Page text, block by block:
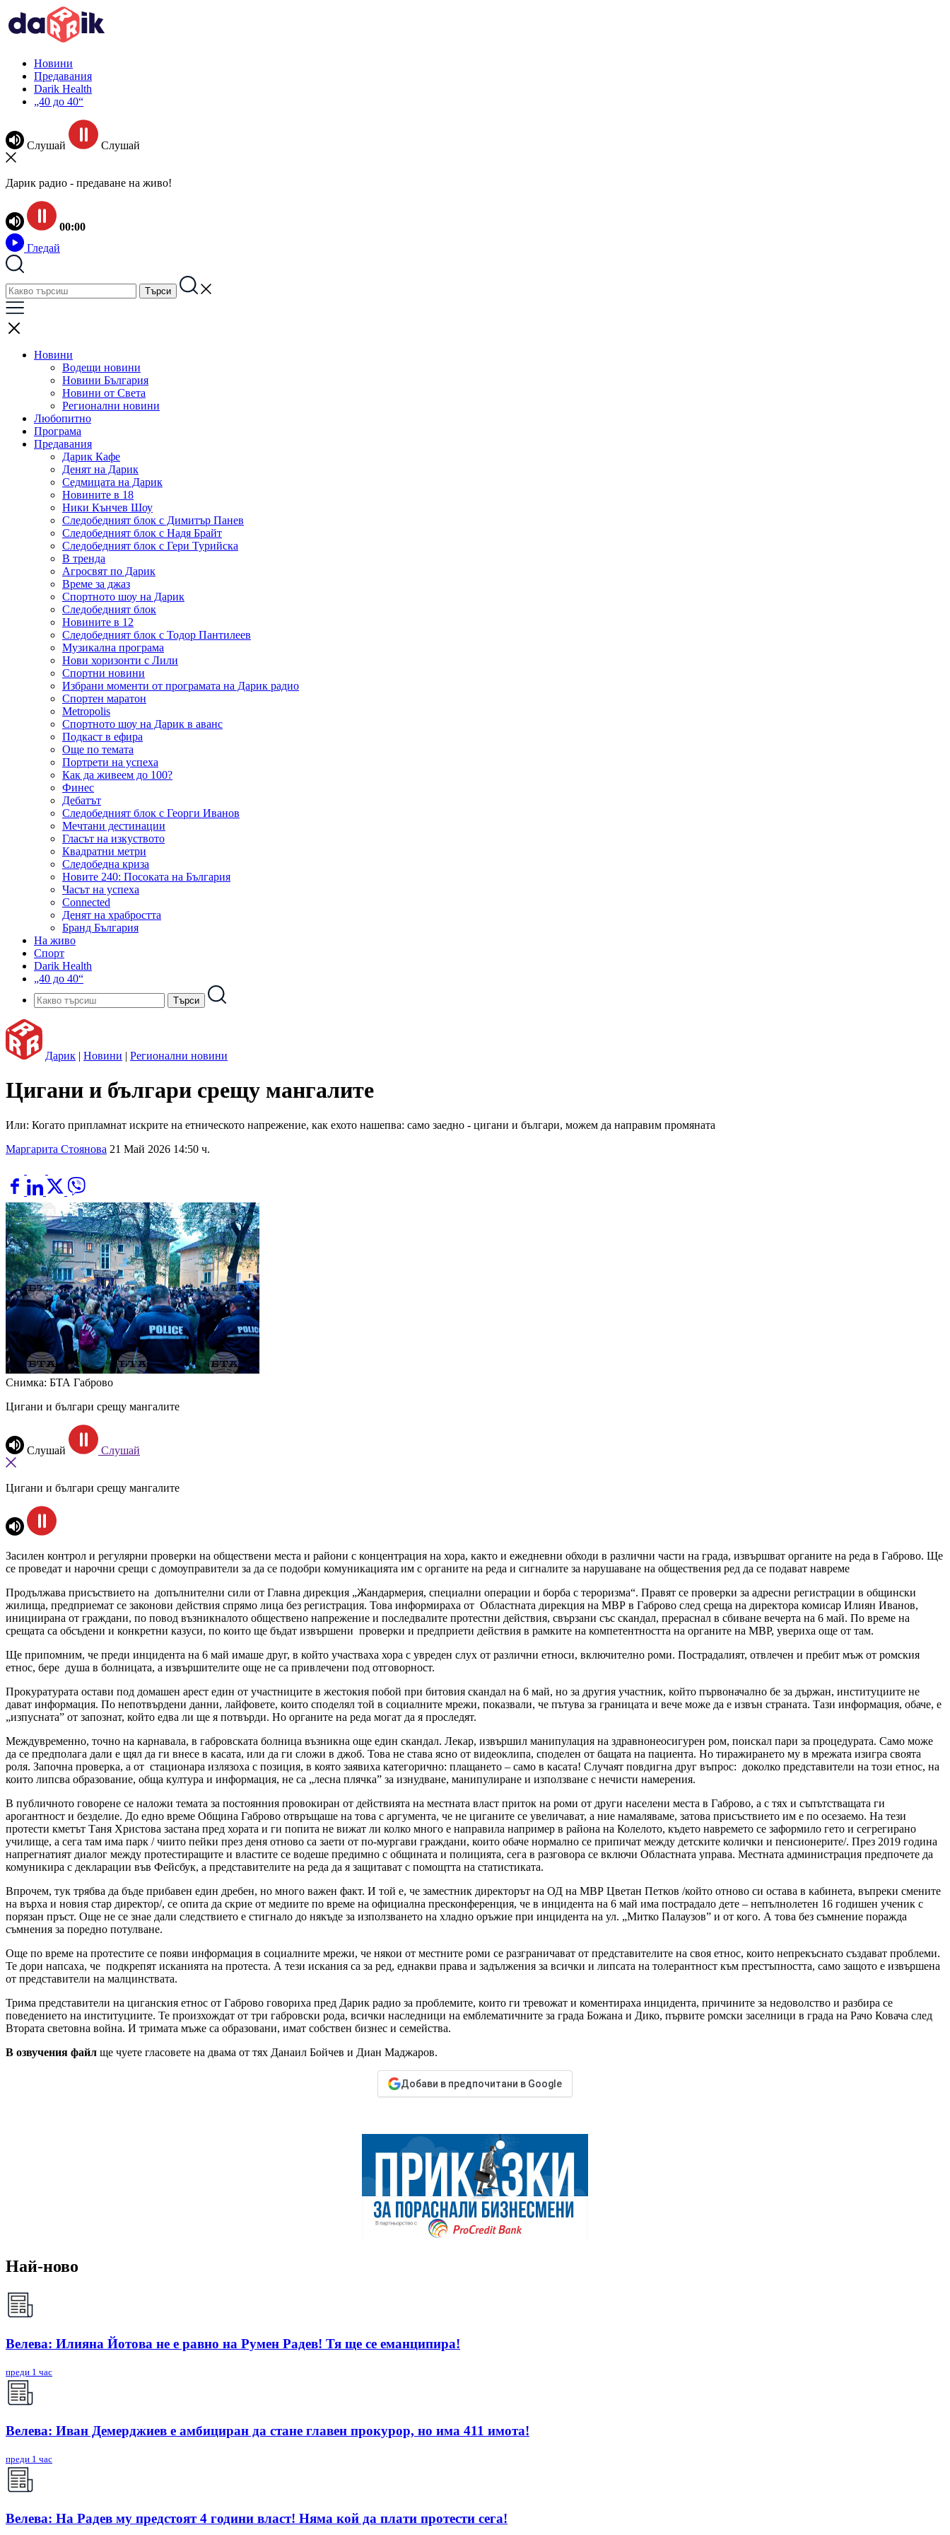
Новини
Предавания
Darik Health
„40 до 40“
Слушай Слушай
Дарик радио - предаване на живо!
00:00
Гледай
Новини
Водещи новини
Новини България
Новини от Света
Регионални новини
Любопитно
Програма
Предавания
Дарик Кафе
Денят на Дарик
Седмицата на Дарик
Новините в 18
Ники Кънчев Шоу
Следобедният блок с Димитър Панев
Следобедният блок с Надя Брайт
Следобедният блок с Гери Турийска
В тренда
Агросвят по Дарик
Време за джаз
Спортното шоу на Дарик
Следобедният блок
Новините в 12
Следобедният блок с Тодор Пантилеев
Музикална програма
Нови хоризонти с Лили
Спортни новини
Избрани моменти от програмата на Дарик радио
Спортен маратон
Metropolis
Спортното шоу на Дарик в аванс
Подкаст в ефира
Още по темата
Портрети на успеха
Как да живеем до 100?
Финес
Дебатът
Следобедният блок с Георги Иванов
Мечтани дестинации
Гласът на изкуството
Квадратни метри
Следобедна криза
Новите 240: Посоката на България
Часът на успеха
Connected
Денят на храбростта
Бранд България
На живо
Спорт
Darik Health
„40 до 40“
Дарик | Новини | Регионални новини
Цигани и българи срещу мангалите
Или: Когато припламнат искрите на етническото напрежение, как ехото нашепва: само заедно - цигани и българи, можем да направим промяната
Маргарита Стоянова 21 Май 2026 14:50 ч.
Снимка: БТА Габрово
Цигани и българи срещу мангалите
Слушай Слушай
Цигани и българи срещу мангалите
Засилен контрол и регулярни проверки на обществени места и райони с концентрация на хора, както и ежедневни обходи в различни части на града, извършват органите на реда в Габрово. Ще
се проведат и нарочни срещи с домоуправители за да се подобри комуникацията им с органите на реда и сигналите за нарушаване на обществения ред да се подават навреме
Продължава присъствието на допълнителни сили от Главна дирекция „Жандармерия, специални операции и борба с тероризма“. Правят се проверки за адресни регистрации в общински
жилища, предприемат се законови действия спрямо лица без регистрация. Това информираха от Областната дирекция на МВР в Габрово след среща на директора комисар Илиян Иванов,
инициирана от граждани, по повод възникналото обществено напрежение и последвалите протестни действия, свързани със скандал, прераснал в сбиване вечерта на 6 май. По време на
срещата са обсъдени и конкретни казуси, по които ще бъдат извършени проверки и предприети действия в рамките на компетентността на органите на МВР, увериха още от там.
Ще припомним, че преди инцидента на 6 май имаше друг, в който участваха хора с увреден слух от различни етноси, включително роми. Пострадалият, отвлечен и пребит мъж от ромския
етнос, бере душа в болницата, а извършителите още не са привлечени под отговорност.
Прокуратурата остави под домашен арест един от участниците в жестокия побой при битовия скандал на 6 май, но за другия участник, който първоначално бе за държан, институциите не
дават информация. По непотвърдени данни, лайфовете, които споделял той в социалните мрежи, показвали, че пътува за границата и вече може да е извън страната. Тази информация, обаче, е
„изпусната” от запознат, който едва ли ще я потвърди. Но органите на реда могат да я проследят.
Междувременно, точно на карнавала, в габровската болница възникна още един скандал. Лекар, извършил манипулация на здравнонеосигурен ром, поискал пари за процедурата. Само може
да се предполага дали е щял да ги внесе в касата, или да ги сложи в джоб. Това не става ясно от видеоклипа, споделен от бащата на пациента. Но тиражирането му в мрежата изигра своята
роля. Започна проверка, а от стационара излязоха с позиция, в която заявиха категорично: плащането – само в касата! Случаят повдигна друг въпрос: доколко представители на този етнос, на
които липсва образование, обща култура и информация, не са „лесна плячка” за изнудване, манипулиране и използване с нечисти намерения.
В публичното говорене се наложи темата за постоянния провокиран от действията на местната власт приток на роми от други населени места в Габрово, а с тях и съпътстващата ги
арогантност и безделие. До едно време Община Габрово отвръщаше на това с аргумента, че не циганите се увеличават, а ние намаляваме, затова присъствието им е по осезаемо. На тези
протести кметът Таня Христова застана пред хората и ги попита не вижат ли колко много е направила например в района на Колелото, където навремето се заформило гето и сегрегирано
училище, а сега там има парк / чиито пейки през деня отново са заети от по-мургави граждани, които обаче нормално се припичат между детските колички и пенсионерите/. През 2019 година
напрегнатият диалог между протестиращите и властите се водеше предимно с общината и полицията, сега в разговора се включи Областната управа. Местната администрация предпочете да
комуникира с декларации във Фейсбук, а представителите на реда да я защитават с помощтта на статистиката.
Впрочем, тук трябва да бъде прибавен един дребен, но много важен факт. И той е, че заместник директорът на ОД на МВР Цветан Петков /който отново си остава в кабинета, въпреки смените
на върха и новия стар директор/, се опита да скрие от медиите по време на официална пресконференция, че в инцидента на 6 май има пострадало дете – непълнолетен 16 годишен ученик с
порязан пръст. Още не се знае дали следствието е стигнало до някъде за използването на хладно оръжие при инцидента на ул. „Митко Палаузов” и от кого. А това без съмнение поражда
съмнения за поредно потулване.
Още по време на протестите се появи информация в социалните мрежи, че някои от местните роми се разграничават от представителите на своя етнос, които непрекъснато създават проблеми.
Те дори напсаха, че подкрепят исканията на протеста. А тези искания са за ред, еднакви права и задължения за всички и липсата на толерантност към престъпността, само защото е извършена
от представители на малцинствата.
Трима представители на циганския етнос от Габрово говориха пред Дарик радио за проблемите, които ги тревожат и коментираха инцидента, причините за недоволство и разбира се
поведението на институциите. Те произхождат от три габровски рода, всички наследници на емблематичните за града Божана и Дико, първите ромски заселници в града на Рачо Ковача след
Втората световна война. И тримата мъже са образовани, имат собствен бизнес и семейства.
В озвучения файл ще чуете гласовете на двама от тях Данаил Бойчев и Диан Маджаров.
Добави в предпочитани в Google
Най-ново
Велева: Илияна Йотова не е равно на Румен Радев! Тя ще се еманципира!
преди 1 час
Велева: Иван Демерджиев е амбициран да стане главен прокурор, но има 411 имота!
преди 1 час
Велева: На Радев му предстоят 4 години власт! Няма кой да плати протести сега!